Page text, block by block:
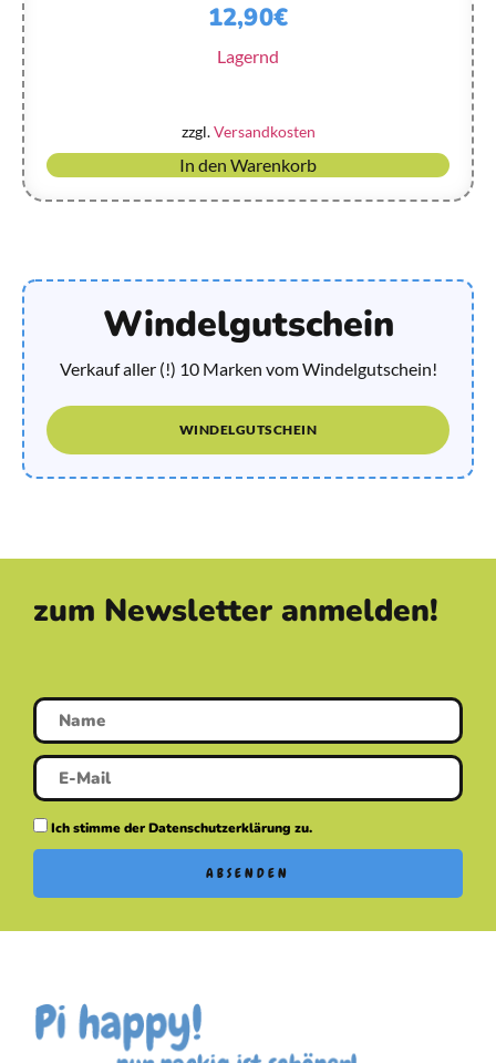
12,90€
Lagernd
zzgl.Versandkosten
In den Warenkorb
Windelgutschein
Verkauf aller (!) 10 Marken vom Windelgutschein!
WINDELGUTSCHEIN
zum Newsletter anmelden!
Ich stimme der Datenschutzerklärung zu.
ABSENDEN